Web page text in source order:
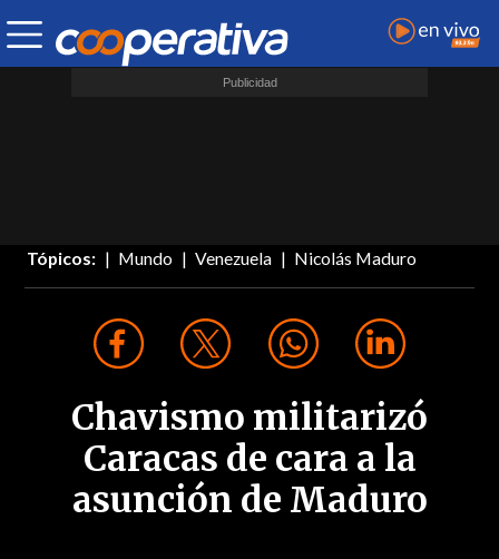
Tópicos: Mundo Venezuela Nicolás Maduro
Chavismo militarizó
Caracas de cara a la
asunción de Maduro